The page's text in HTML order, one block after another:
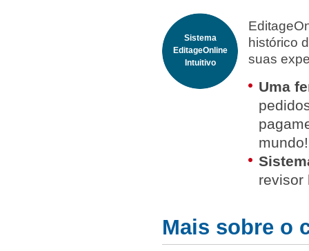
Sistema
EditageOnline
Intuitivo
histórico
suas
Uma
mundo!
revisor
Mais sobre o